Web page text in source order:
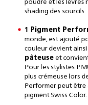
poudre et les lèvres
shading des sourcils.
1 Pigment
monde, est ajouté
couleur devient ainsi
pâteuse et
Pour les stylistes
plus crémeuse lors
Performer peut
pigment Swiss Color.